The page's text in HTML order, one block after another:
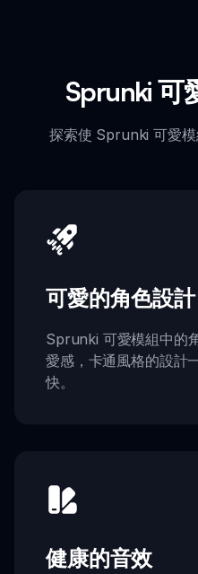
Sprunki 可
探索使 Sprunki 可愛模
可愛的角色設計
Sprunki 可愛模組中的
愛感，卡通風格的設計
快。
健康的音效